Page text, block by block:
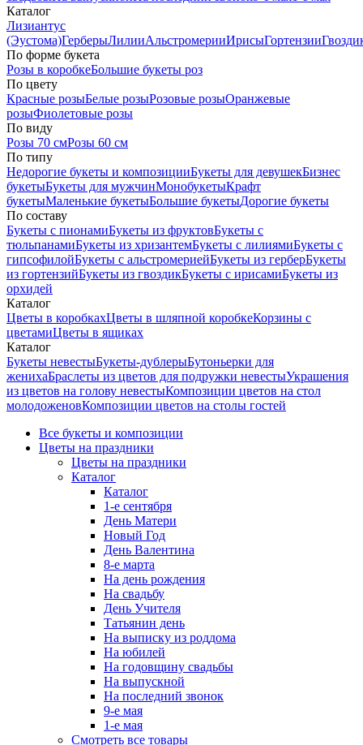
Каталог
Лизиантус
(Эустома)ГерберыЛилииАльстромерииИрисыГортензии
По форме букета
Розы в коробкеБольшие букеты роз
По цвету
Красные розыБелые розыРозовые розыОранжевые
розыФиолетовые розы
По виду
Розы 70 смРозы 60 см
По типу
Недорогие букеты и композицииБукеты для девушекБизнес
букетыБукеты для мужчинМонобукетыКрафт
букетыМаленькие букетыБольшие букетыДорогие букеты
По составу
Букеты с пионамиБукеты из фруктовБукеты с
тюльпанамиБукеты из хризантемБукеты с лилиямиБукеты с
гипсофилойБукеты с альстромериейБукеты из герберБукеты
из гортензийБукеты из гвоздикБукеты с ирисамиБукеты из
орхидей
Каталог
Цветы в коробкахЦветы в шляпной коробкеКорзины с
цветамиЦветы в ящиках
Каталог
Букеты невестыБукеты-дублерыБутоньерки для
женихаБраслеты из цветов для подружки невестыУкрашения
из цветов на голову невестыКомпозиции цветов на стол
молодоженовКомпозиции цветов на столы гостей
Все букеты и композиции
Цветы на праздники
Цветы на праздники
Каталог
Каталог
1-е сентября
День Матери
Новый Год
День Валентина
8-е марта
На день рождения
На свадьбу
День Учителя
Татьянин день
На выписку из роддома
На юбилей
На годовщину свадьбы
На выпускной
На последний звонок
9-е мая
1-е мая
Смотреть все товары